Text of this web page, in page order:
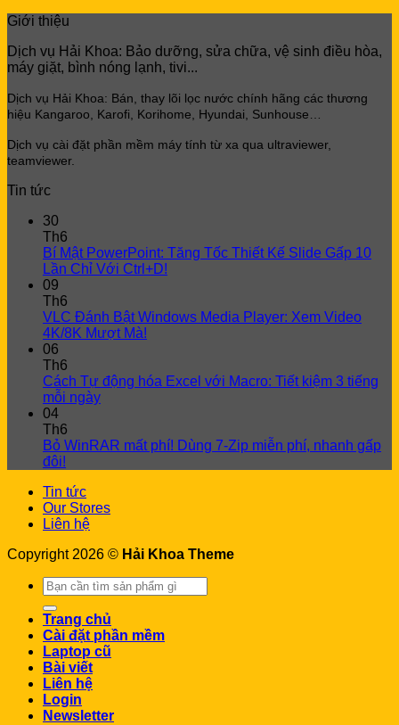
Giới thiệu
Dịch vụ Hải Khoa: Bảo dưỡng, sửa chữa, vệ sinh điều hòa,
máy giặt, bình nóng lạnh, tivi...
Dịch vụ Hải Khoa: Bán, thay lõi lọc nước chính hãng các thương
hiệu Kangaroo, Karofi, Korihome, Hyundai, Sunhouse…
Dịch vụ cài đặt phần mềm máy tính từ xa qua ultraviewer,
teamviewer.
Tin tức
30
Th6
Bí Mật PowerPoint: Tăng Tốc Thiết Kế Slide Gấp 10
Lần Chỉ Với Ctrl+D!
09
Th6
VLC Đánh Bật Windows Media Player: Xem Video
4K/8K Mượt Mà!
06
Th6
Cách Tự động hóa Excel với Macro: Tiết kiệm 3 tiếng
mỗi ngày
04
Th6
Bỏ WinRAR mất phí! Dùng 7-Zip miễn phí, nhanh gấp
đôi!
Tin tức
Our Stores
Liên hệ
Copyright 2026 © Hải Khoa Theme
Search
for:
Trang chủ
Cài đặt phần mềm
Laptop cũ
Bài viết
Liên hệ
Login
Newsletter